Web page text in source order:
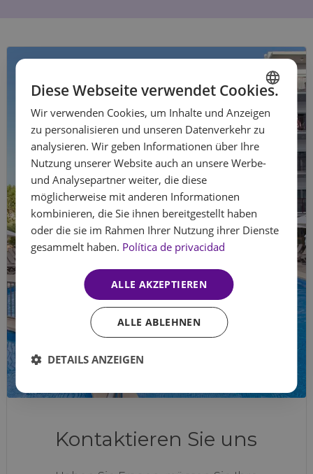
Kontaktieren Sie uns
SPANISH
FRENCH
Diese Webseite verwendet Cookies.
Wir verwenden Cookies, um Inhalte und Anzeigen
zu personalisieren und unseren Datenverkehr zu
analysieren. Wir geben Informationen über Ihre
Nutzung unserer Website auch an unsere Werbe-
und Analysepartner weiter, die diese
möglicherweise mit anderen Informationen
kombinieren, die Sie ihnen bereitgestellt haben
oder die sie im Rahmen Ihrer Nutzung ihrer Dienste
gesammelt haben. Política de privacidad
ALLE AKZEPTIEREN
ALLE ABLEHNEN
DETAILS ANZEIGEN